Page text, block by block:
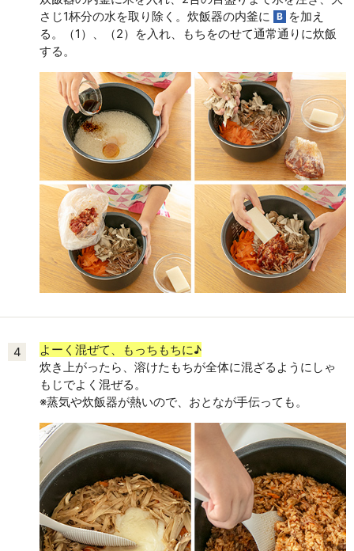
さじ1杯分の水を取り除く。炊飯器の内釜に
B
を加え
る。（1）、（2）を入れ、もちをのせて通常通りに炊飯
する。
4
よーく混ぜて、もっちもちに♪
炊き上がったら、溶けたもちが全体に混ざるようにしゃ
もじでよく混ぜる。
※蒸気や炊飯器が熱いので、おとなが手伝っても。